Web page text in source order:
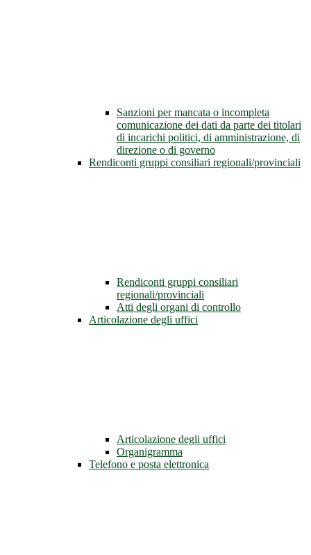
Sanzioni per mancata o incompleta
comunicazione dei dati da parte dei titolari
di incarichi politici, di amministrazione, di
direzione o di governo
Rendiconti gruppi consiliari regionali/provinciali
Rendiconti gruppi consiliari
regionali/provinciali
Atti degli organi di controllo
Articolazione degli uffici
Articolazione degli uffici
Organigramma
Telefono e posta elettronica